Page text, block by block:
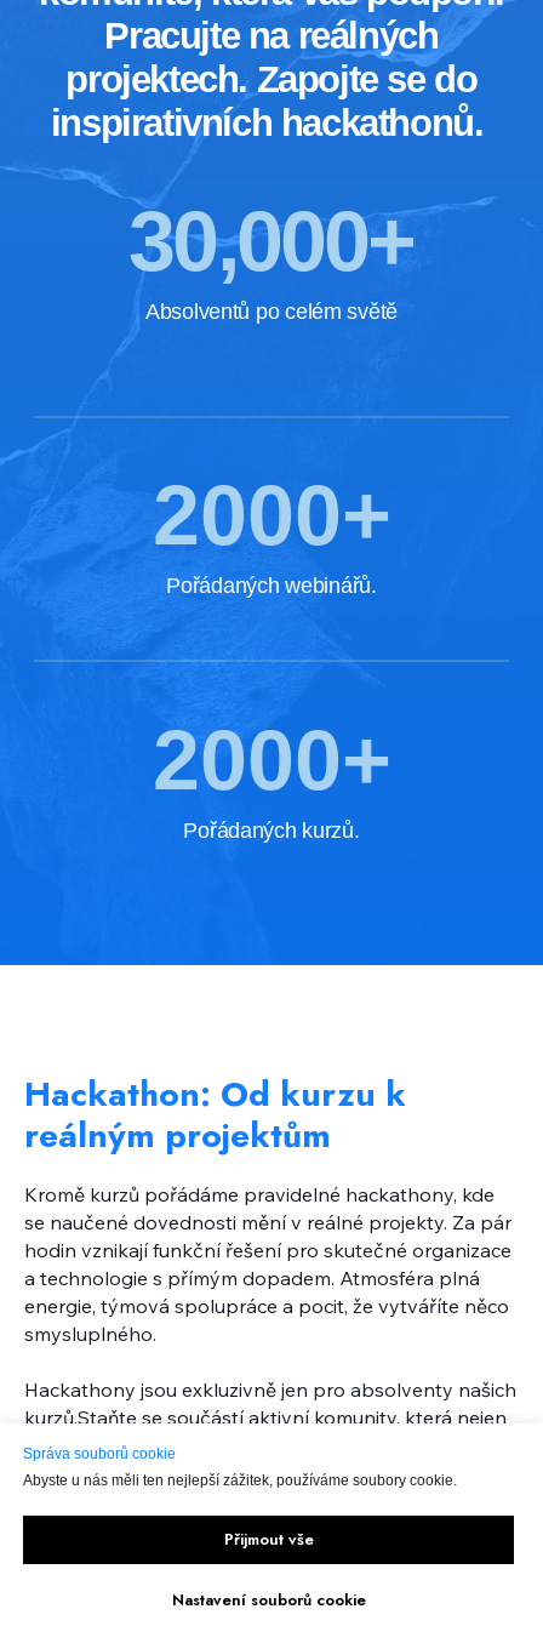
Správa souborů cookie
Abyste u nás měli ten nejlepší zážitek, používáme soubory cookie.
Přijmout vše
Nastavení souborů cookie
Hackathon: Od kurzu k
reálným projektům
Kromě kurzů pořádáme pravidelné hackathony, kde
se naučené dovednosti mění v reálné projekty. Za pár
hodin vznikají funkční řešení pro skutečné organizace
a technologie s přímým dopadem. Atmosféra plná
energie, týmová spolupráce a pocit, že vytváříte něco
smysluplného.
Hackathony jsou exkluzivně jen pro absolventy našich
kurzů.Staňte se součástí aktivní komunity, která nejen
studuje, ale skutečně tvoří.